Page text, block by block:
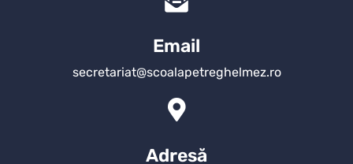
Email
secretariat@scoalapetreghelmez.ro
Adresă